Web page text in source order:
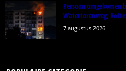
Persoon
Watertorenweg,
7 augustus 2026